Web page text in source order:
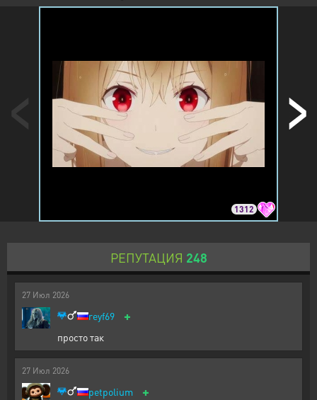
1312
РЕПУТАЦИЯ 248
27 Июл 2026
reyf69 +
просто так
27 Июл 2026
petpolium +